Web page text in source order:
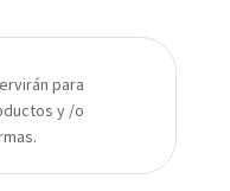
para
y /o